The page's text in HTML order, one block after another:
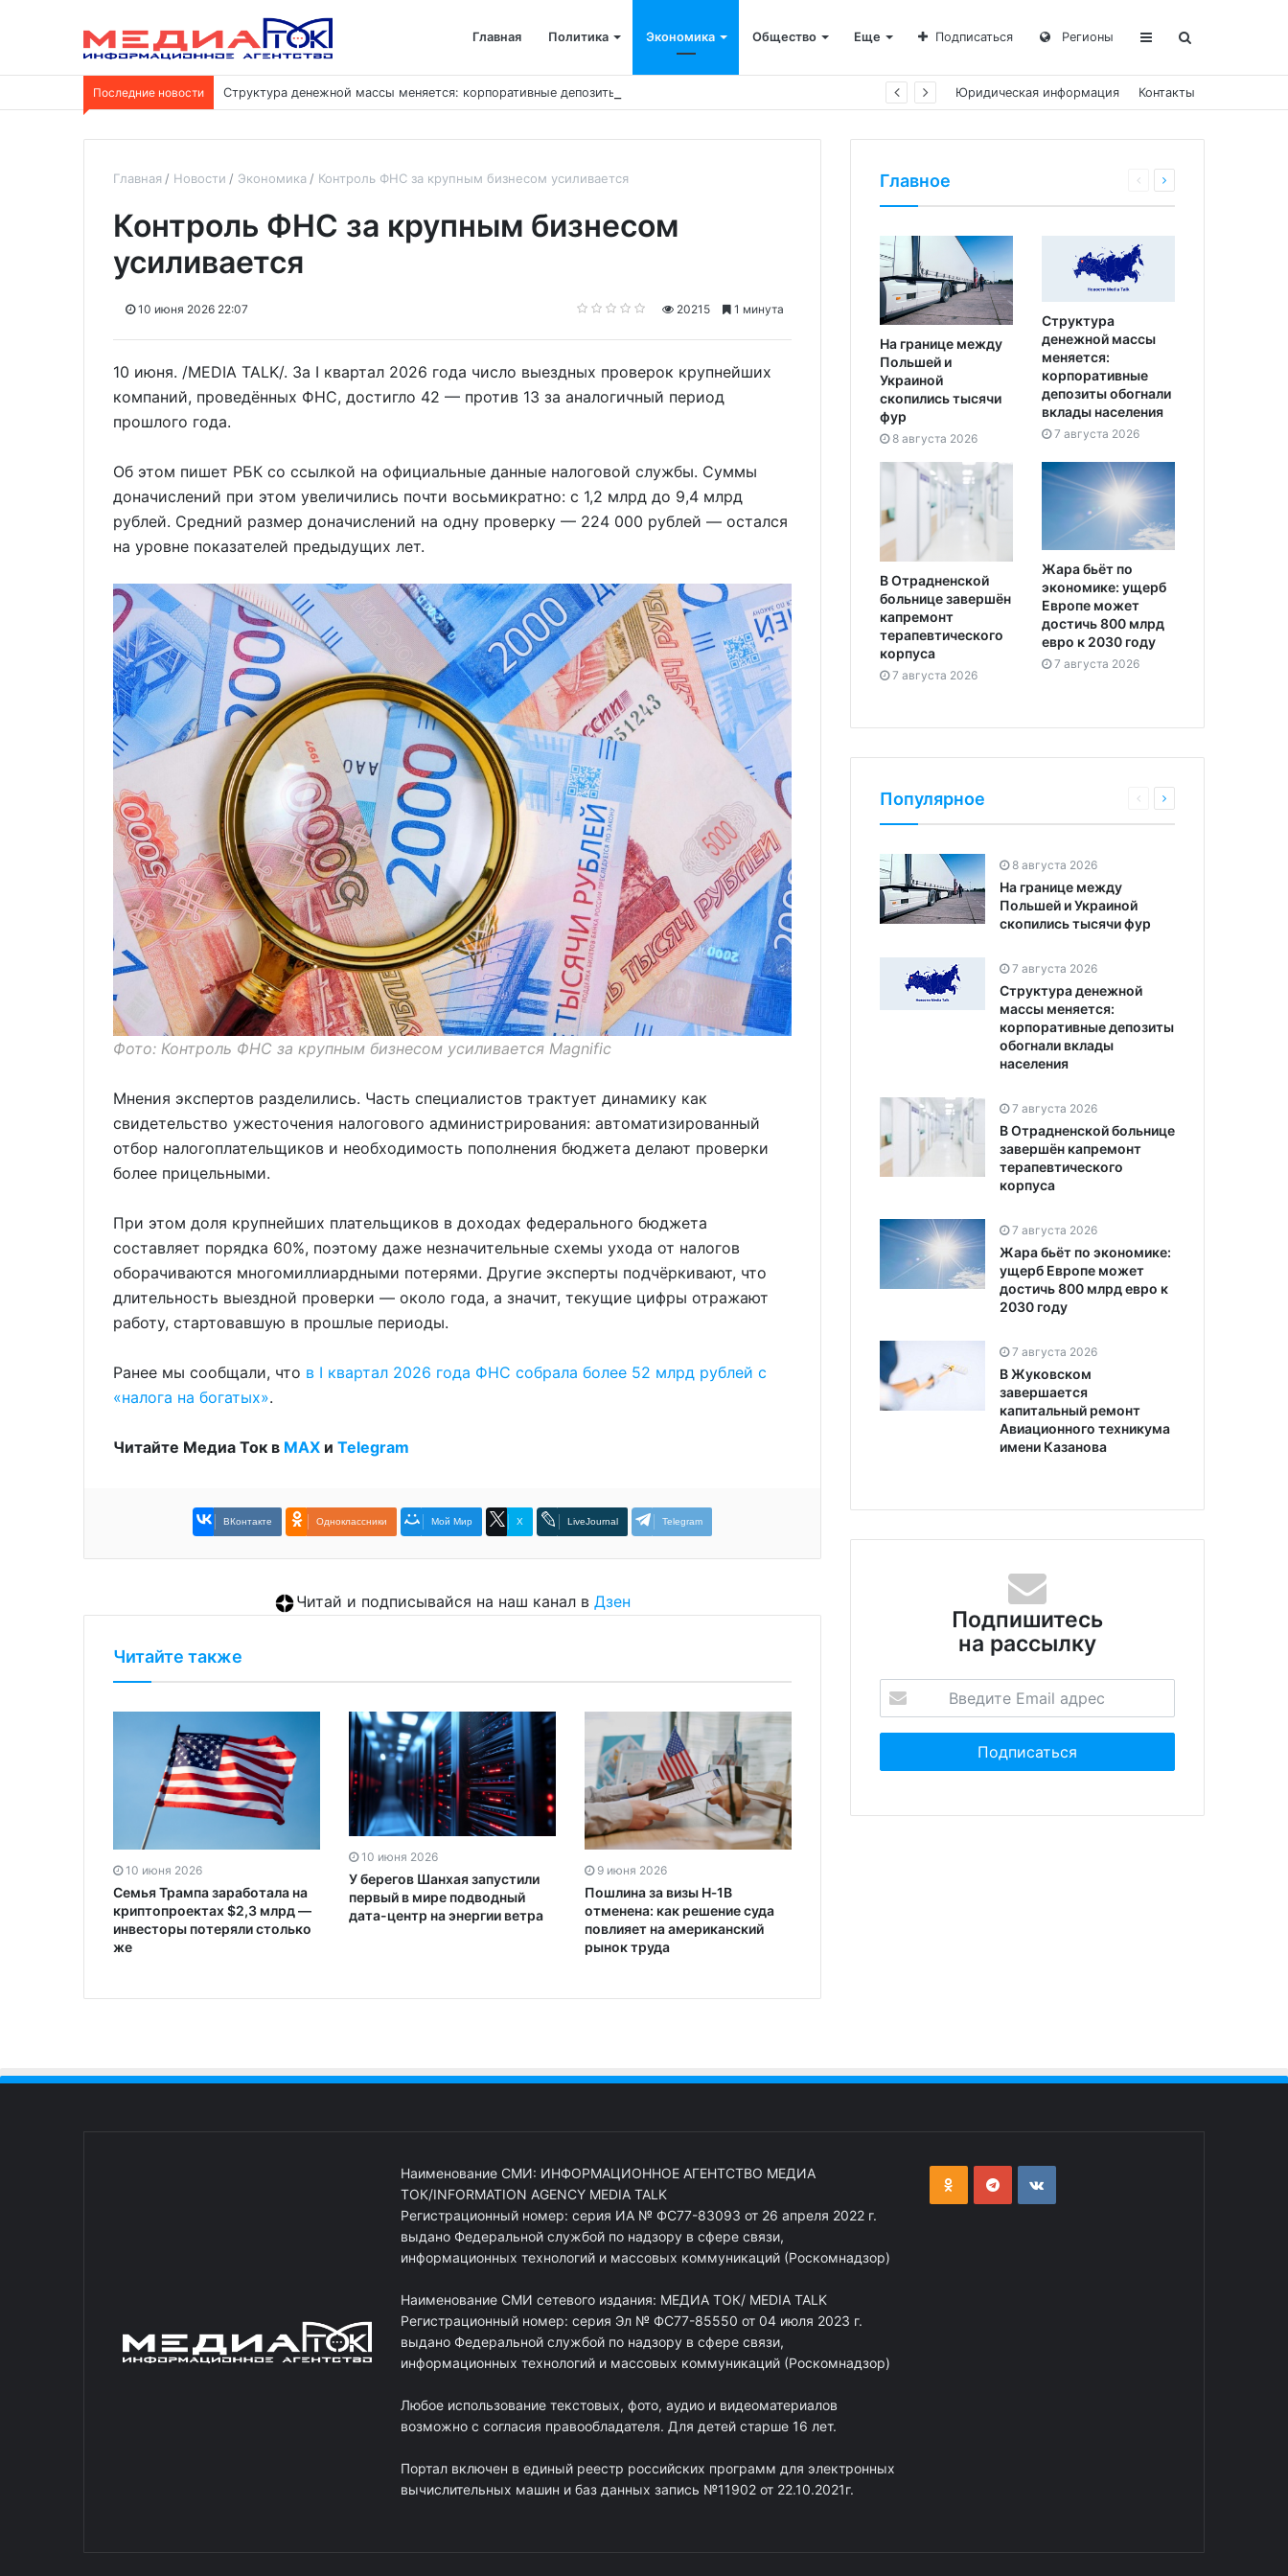
Главная Политика Экономика Общество Еще Подписаться Регионы
Последние новости Структура денежной массы меняется: корпоративные депозиты обогнали вклады населения Юридическая информация Контакты
Главная Новости Экономика Контроль ФНС за крупным бизнесом усиливается
Контроль ФНС за крупным бизнесом
усиливается
10 июня 2026 22:07 20215 1 минута
10 июня. /MEDIA TALK/. За I квартал 2026 года число выездных проверок крупнейших
компаний, проведённых ФНС, достигло 42 — против 13 за аналогичный период
прошлого года.
Об этом пишет РБК со ссылкой на официальные данные налоговой службы. Суммы
доначислений при этом увеличились почти восьмикратно: с 1,2 млрд до 9,4 млрд
рублей. Средний размер доначислений на одну проверку — 224 000 рублей — остался
на уровне показателей предыдущих лет.
Фото: Контроль ФНС за крупным бизнесом усиливается Magnific
Мнения экспертов разделились. Часть специалистов трактует динамику как
свидетельство ужесточения налогового администрирования: автоматизированный
отбор налогоплательщиков и необходимость пополнения бюджета делают проверки
более прицельными.
При этом доля крупнейших плательщиков в доходах федерального бюджета
составляет порядка 60%, поэтому даже незначительные схемы ухода от налогов
оборачиваются многомиллиардными потерями. Другие эксперты подчёркивают, что
длительность выездной проверки — около года, а значит, текущие цифры отражают
работу, стартовавшую в прошлые периоды.
Ранее мы сообщали, что в I квартал 2026 года ФНС собрала более 52 млрд рублей с
«налога на богатых».
Читайте Медиа Ток в МАХ и Telegram
ВКонтакте Одноклассники Мой Мир X LiveJournal Telegram
Читай и подписывайся на наш канал в Дзен
Читайте также
10 июня 2026
Семья Трампа заработала на
криптопроектах $2,3 млрд —
инвесторы потеряли столько
же
10 июня 2026
У берегов Шанхая запустили
первый в мире подводный
дата-центр на энергии ветра
9 июня 2026
Пошлина за визы H‑1B
отменена: как решение суда
повлияет на американский
рынок труда
Главное
На границе между
Польшей и
Украиной
скопились тысячи
фур
8 августа 2026
Структура
денежной массы
меняется:
корпоративные
депозиты обогнали
вклады населения
7 августа 2026
В Отрадненской
больнице завершён
капремонт
терапевтического
корпуса
7 августа 2026
Жара бьёт по
экономике: ущерб
Европе может
достичь 800 млрд
евро к 2030 году
7 августа 2026
Популярное
8 августа 2026
На границе между
Польшей и Украиной
скопились тысячи фур
7 августа 2026
Структура денежной
массы меняется:
корпоративные депозиты
обогнали вклады
населения
7 августа 2026
В Отрадненской больнице
завершён капремонт
терапевтического
корпуса
7 августа 2026
Жара бьёт по экономике:
ущерб Европе может
достичь 800 млрд евро к
2030 году
7 августа 2026
В Жуковском
завершается
капитальный ремонт
Авиационного техникума
имени Казанова
Подпишитесь
на рассылку
Наименование СМИ: ИНФОРМАЦИОННОЕ АГЕНТСТВО МЕДИА
ТОК/INFORMATION AGENCY MEDIA TALK
Регистрационный номер: серия ИА № ФС77-83093 от 26 апреля 2022 г.
выдано Федеральной службой по надзору в сфере связи,
информационных технологий и массовых коммуникаций (Роскомнадзор)
Наименование СМИ сетевого издания: МЕДИА ТОК/ MEDIA TALK
Регистрационный номер: серия Эл № ФС77-85550 от 04 июля 2023 г.
выдано Федеральной службой по надзору в сфере связи,
информационных технологий и массовых коммуникаций (Роскомнадзор)
Любое использование текстовых, фото, аудио и видеоматериалов
возможно с согласия правообладателя. Для детей старше 16 лет.
Портал включен в единый реестр российских программ для электронных
вычислительных машин и баз данных запись №11902 от 22.10.2021г.